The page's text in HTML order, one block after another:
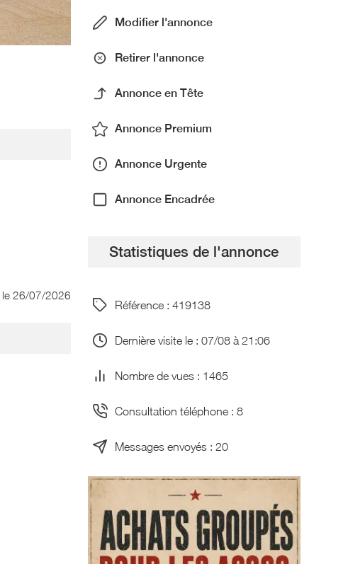
le 26/07/2026
Modifier l'annonce
Retirer l'annonce
Annonce en Tête
Annonce Premium
Annonce Urgente
Annonce Encadrée
Statistiques de l'annonce
Référence : 419138
Dernière visite le : 07/08 à 21:06
Nombre de vues : 1465
Consultation téléphone : 8
Messages envoyés : 20